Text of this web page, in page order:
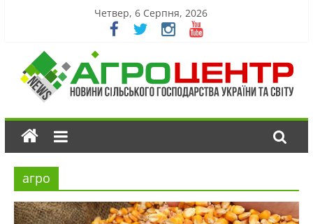
Четвер, 6 Серпня, 2026
агро